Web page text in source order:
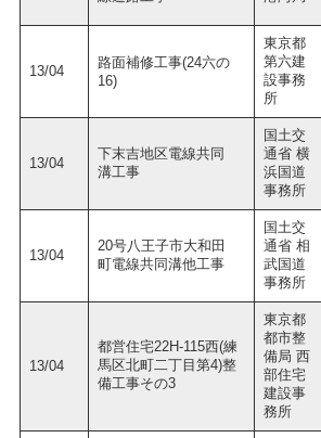
13/04
路面補修工事(24六の
16)
東京都
第六建
設事務
所
13/04
下末吉地区電線共同
溝工事
国土交
通省 横
浜国道
事務所
13/04
20号八王子市大和田
町電線共同溝他工事
国土交
通省 相
武国道
事務所
13/04
都営住宅22H-115西(練
馬区北町二丁目第4)整
備工事その3
東京都
都市整
備局 西
部住宅
建設事
務所